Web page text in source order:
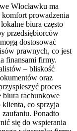
Włocławku ma
komfort prowadzenia
biura często
przedsiębiorców
dostosować
prawnych, co jest
finansami firmy.
– bliskość
oraz
proces
rachunkowe
co sprzyja
Ponadto
się do wspierania